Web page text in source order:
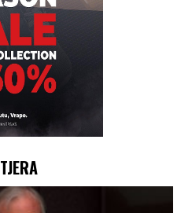
TJERA